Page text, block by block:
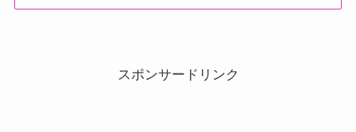
スポンサードリンク